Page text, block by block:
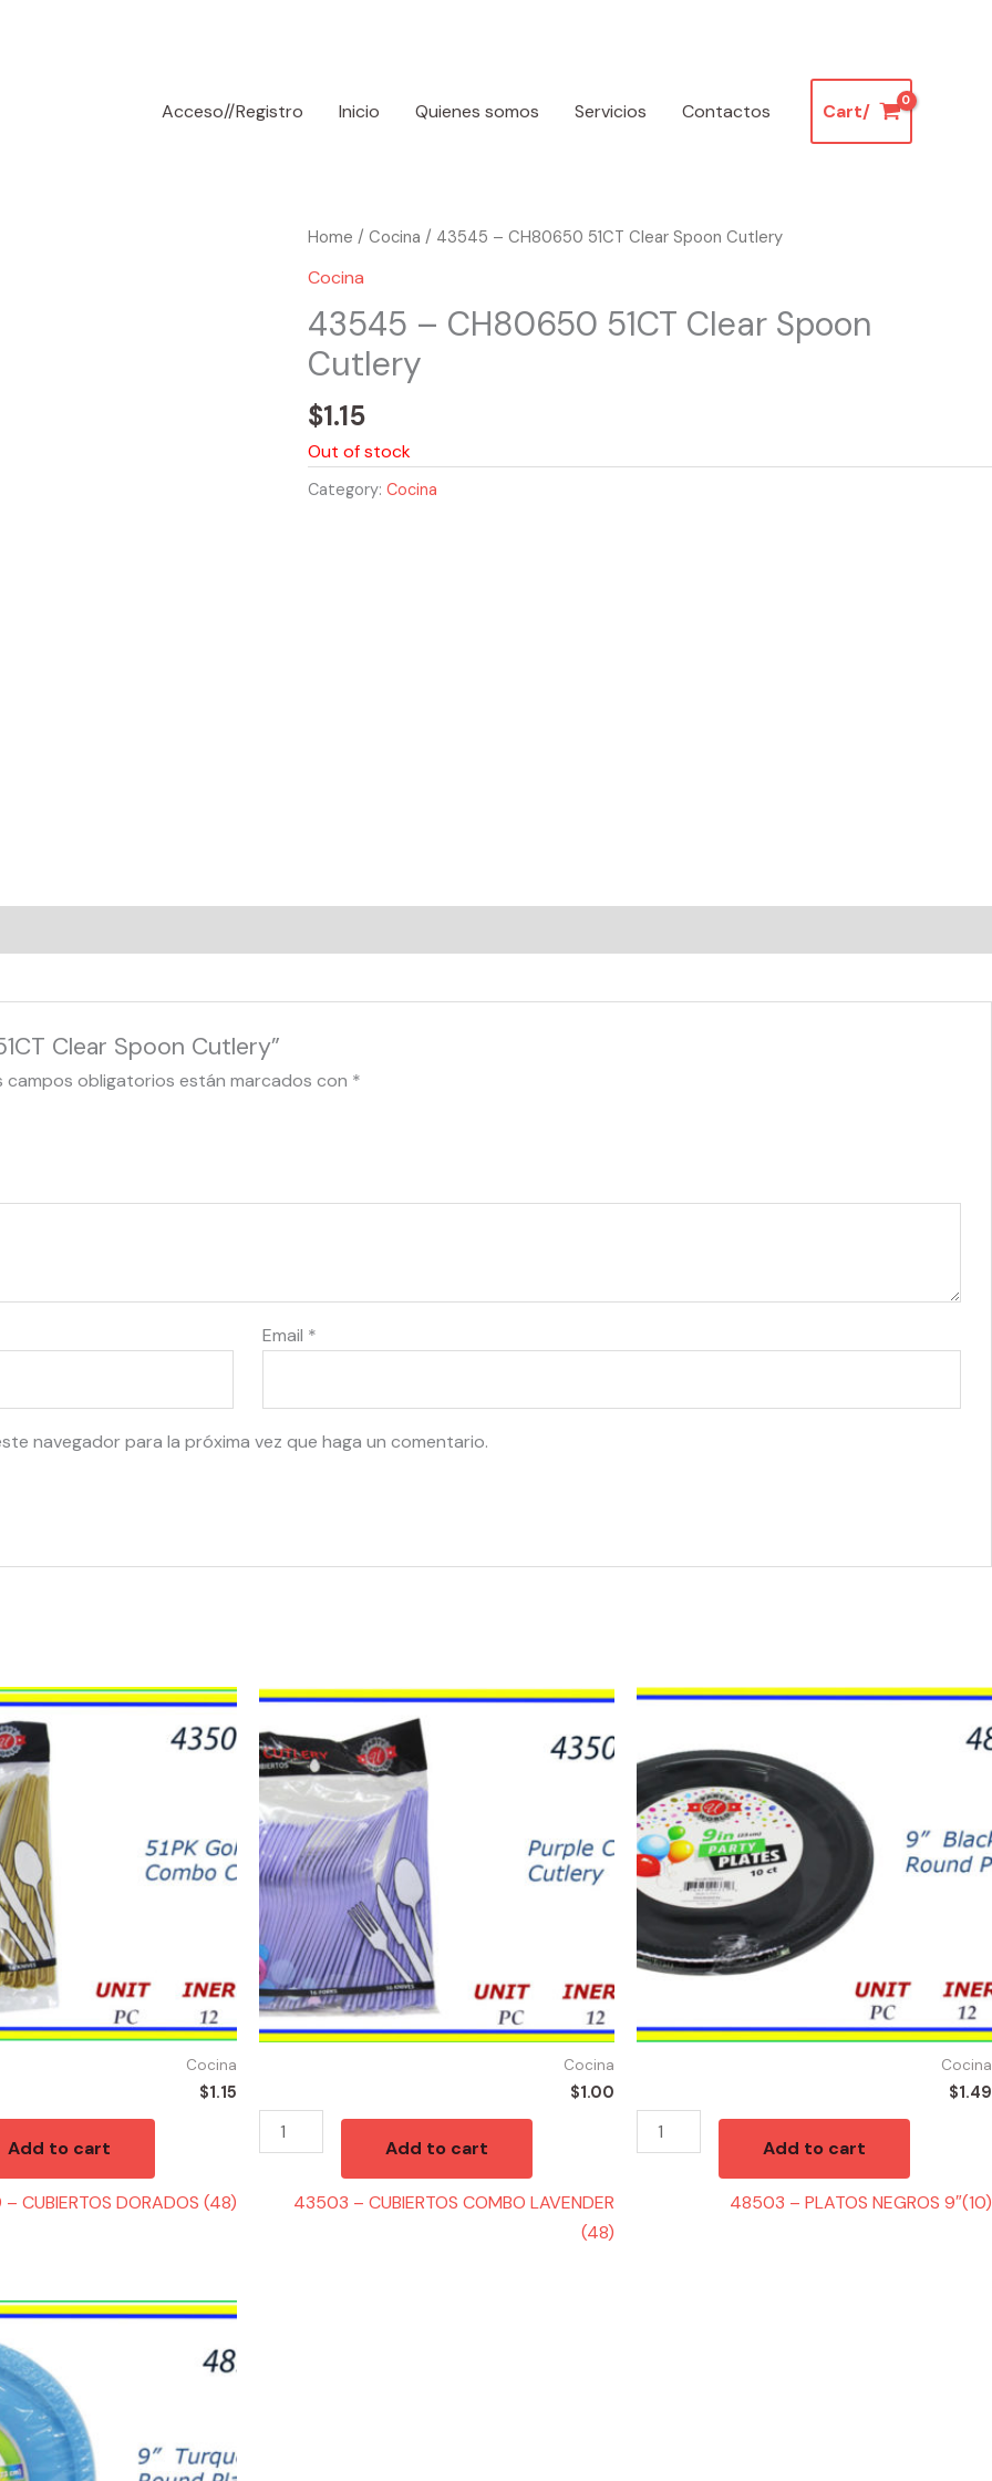
Acceso//Registro
Inicio Quienes somos Servicios Contactos Cart/
Home / Cocina / 43545 – CH80650 51CT Clear Spoon Cutlery
Cocina
43545 – CH80650 51CT Clear Spoon
Cutlery
$1.15
Out of stock
Category: Cocina
Clear Spoon Cutlery”
campos obligatorios están marcados con *
Email *
navegador para la próxima vez que haga un comentario.
Cocina
$1.15
Add to cart
CUBIERTOS DORADOS (48)
Cocina
$1.00
43503
-
CUBIERTOS
COMBO
LAVENDER
(48)
quantity
Add to cart
43503 – CUBIERTOS COMBO LAVENDER
(48)
Cocina
$1.49
48503
PLATOS
NEGROS
9"
(10)
quantity
Add to cart
48503 – PLATOS NEGROS 9″(10)